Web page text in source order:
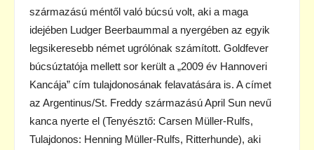
származású méntől való búcsú volt, aki a maga
idejében Ludger Beerbaummal a nyergében az egyik
legsikeresebb német ugrólónak számított. Goldfever
búcsúztatója mellett sor került a „2009 év Hannoveri
Kancája” cím tulajdonosának felavatására is. A címet
az Argentinus/St. Freddy származású April Sun nevű
kanca nyerte el (Tenyésztő: Carsen Müller-Rulfs,
Tulajdonos: Henning Müller-Rulfs, Ritterhunde), aki